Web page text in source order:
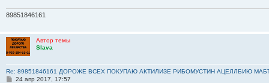
89851846161
Автор темы
Slava
Re: 89851846161 ДОРОЖЕ ВСЕХ ПОКУПАЮ АКТИЛИЗЕ РИБОМУСТИН АЦЕЛЛБИЮ
С24 апр 2017, 17:57